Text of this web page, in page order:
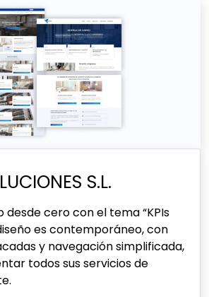
S.L.
desde cero con el tema “KPIs
es contemporáneo, con
y navegación simplificada,
todos sus servicios de